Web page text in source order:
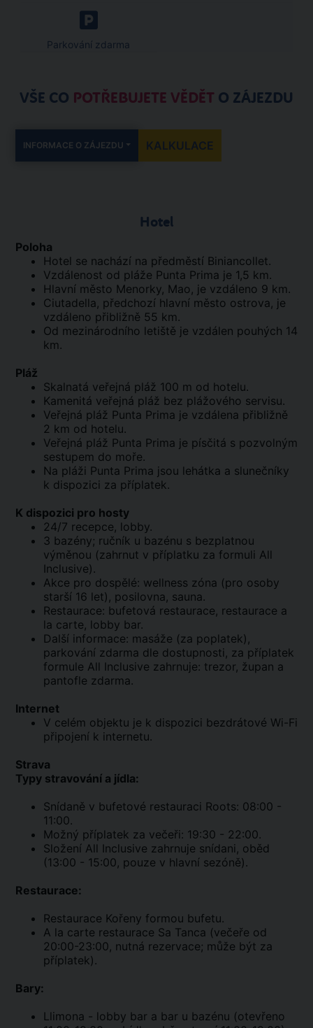
Parkování zdarma
VŠE CO POTŘEBUJETE VĚDĚT O ZÁJEZDU
INFORMACE O ZÁJEZDU KALKULACE
Hotel
Poloha
Hotel se nachází na předměstí Biniancollet.
Vzdálenost od pláže Punta Prima je 1,5 km.
Hlavní město Menorky, Mao, je vzdáleno 9 km.
Ciutadella, předchozí hlavní město ostrova, je
vzdáleno přibližně 55 km.
Od mezinárodního letiště je vzdálen pouhých 14
km.
Pláž
Skalnatá veřejná pláž 100 m od hotelu.
Kamenitá veřejná pláž bez plážového servisu.
Veřejná pláž Punta Prima je vzdálena přibližně
2 km od hotelu.
Veřejná pláž Punta Prima je písčitá s pozvolným
sestupem do moře.
Na pláži Punta Prima jsou lehátka a slunečníky
k dispozici za příplatek.
K dispozici pro hosty
24/7 recepce, lobby.
3 bazény; ručník u bazénu s bezplatnou
výměnou (zahrnut v příplatku za formuli All
Inclusive).
Akce pro dospělé: wellness zóna (pro osoby
starší 16 let), posilovna, sauna.
Restaurace: bufetová restaurace, restaurace a
la carte, lobby bar.
Další informace: masáže (za poplatek),
parkování zdarma dle dostupnosti, za příplatek
formule All Inclusive zahrnuje: trezor, župan a
pantofle zdarma.
Internet
V celém objektu je k dispozici bezdrátové Wi-Fi
připojení k internetu.
Strava
Typy stravování a jídla:
Snídaně v bufetové restauraci Roots: 08:00 -
11:00.
Možný příplatek za večeři: 19:30 - 22:00.
Složení All Inclusive zahrnuje snídani, oběd
(13:00 - 15:00, pouze v hlavní sezóně).
Restaurace:
Restaurace Kořeny formou bufetu.
A la carte restaurace Sa Tanca (večeře od
20:00-23:00, nutná rezervace; může být za
příplatek).
Bary:
Llimona - lobby bar a bar u bazénu (otevřeno